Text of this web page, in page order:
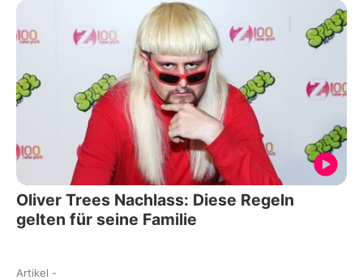
Oliver Trees Nachlass: Diese Regeln
gelten für seine Familie
Artikel -